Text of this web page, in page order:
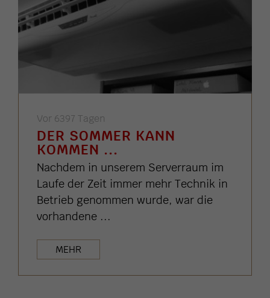
Vor 6397 Tagen
DER SOMMER KANN
KOMMEN ...
Nachdem in unserem Serverraum im
Laufe der Zeit immer mehr Technik in
Betrieb genommen wurde, war die
vorhandene ...
MEHR